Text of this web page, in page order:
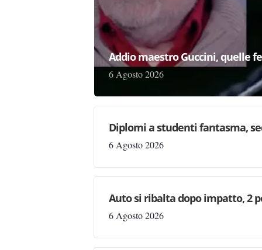
Addio maestro Guccini, quelle
6 Agosto 2026
Diplomi a studenti fantasma,
6 Agosto 2026
Auto si ribalta dopo impatto, 2
6 Agosto 2026